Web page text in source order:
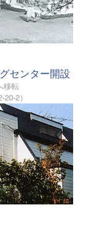
センター開設
移転
20-2）